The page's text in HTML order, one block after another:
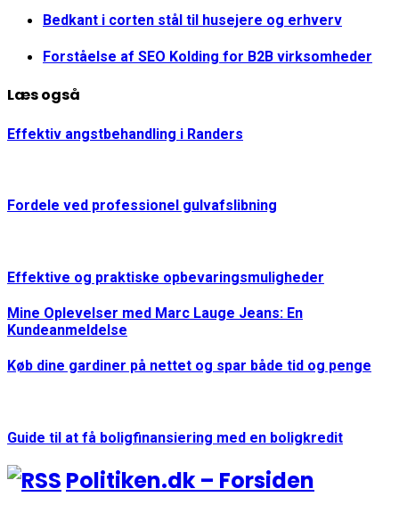
Bedkant i corten stål til husejere og erhverv
Forståelse af SEO Kolding for B2B virksomheder
Læs også
Effektiv angstbehandling i Randers
Fordele ved professionel gulvafslibning
Effektive og praktiske opbevaringsmuligheder
Mine Oplevelser med Marc Lauge Jeans: En
Kundeanmeldelse
Køb dine gardiner på nettet og spar både tid og penge
Guide til at få boligfinansiering med en boligkredit
Politiken.dk – Forsiden